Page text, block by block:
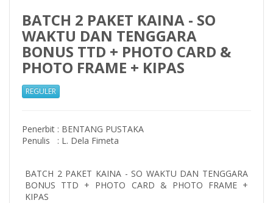
BATCH 2 PAKET KAINA - SO
WAKTU DAN TENGGARA
BONUS TTD + PHOTO CARD &
PHOTO FRAME + KIPAS
REGULER
Penerbit : BENTANG PUSTAKA
Penulis
: L. Dela Fimeta
BATCH 2 PAKET KAINA - SO WAKTU DAN TENGGARA
BONUS TTD + PHOTO CARD & PHOTO FRAME +
KIPAS